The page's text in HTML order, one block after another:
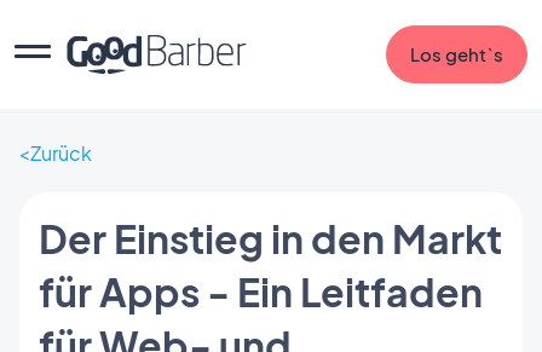
Los geht`s
Zurück
Der Einstieg in den Markt
für Apps - Ein Leitfaden